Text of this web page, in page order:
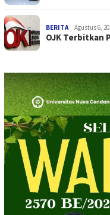
BERITA Agustus 6,
OJK Terbitkan